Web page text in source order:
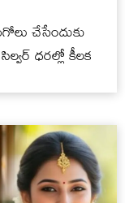
చేసేందుకు
ధరల్లో కీలక